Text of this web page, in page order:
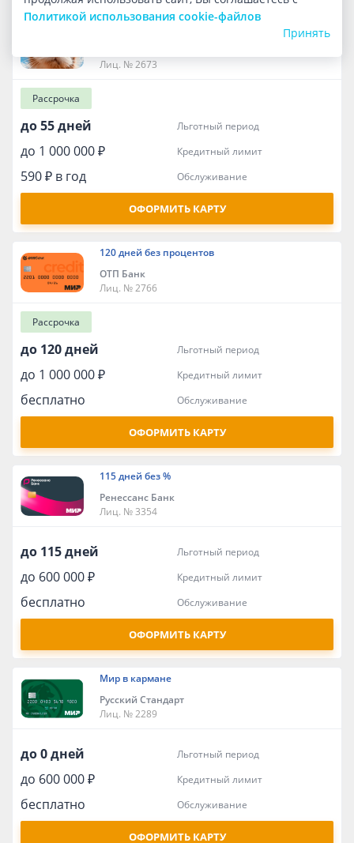
Лиц. № 2673
Рассрочка
до 55 дней льготный период
до 1 000 000 ₽ кредитный лимит
590 ₽ в год обслуживание
ОФОРМИТЬ КАРТУ
120 дней без процентов
ОТП Банк
Лиц. № 2766
Рассрочка
до 120 дней льготный период
до 1 000 000 ₽ кредитный лимит
бесплатно обслуживание
ОФОРМИТЬ КАРТУ
115 дней без %
Ренессанс Банк
Лиц. № 3354
до 115 дней льготный период
до 600 000 ₽ кредитный лимит
бесплатно обслуживание
ОФОРМИТЬ КАРТУ
Мир в кармане
Русский Стандарт
Лиц. № 2289
до 0 дней льготный период
до 600 000 ₽ кредитный лимит
бесплатно обслуживание
ОФОРМИТЬ КАРТУ
Политикой использования cookie-файлов
Принять